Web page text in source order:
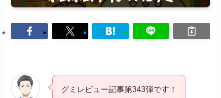
グミレビュー記事第343弾です！